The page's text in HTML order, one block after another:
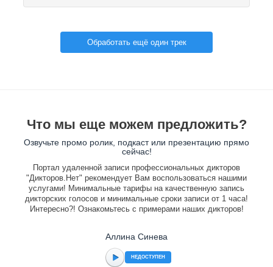
Обработать ещё один трек
Что мы еще можем предложить?
Озвучьте промо ролик, подкаст или презентацию прямо
сейчас!
Портал удаленной записи профессиональных дикторов
"Дикторов.Нет" рекомендует Вам воспользоваться нашими
услугами! Минимальные тарифы на качественную запись
дикторских голосов и минимальные сроки записи от 1 часа!
Интересно?! Ознакомьтесь с примерами наших дикторов!
Аллина Синева
НЕДОСТУПЕН